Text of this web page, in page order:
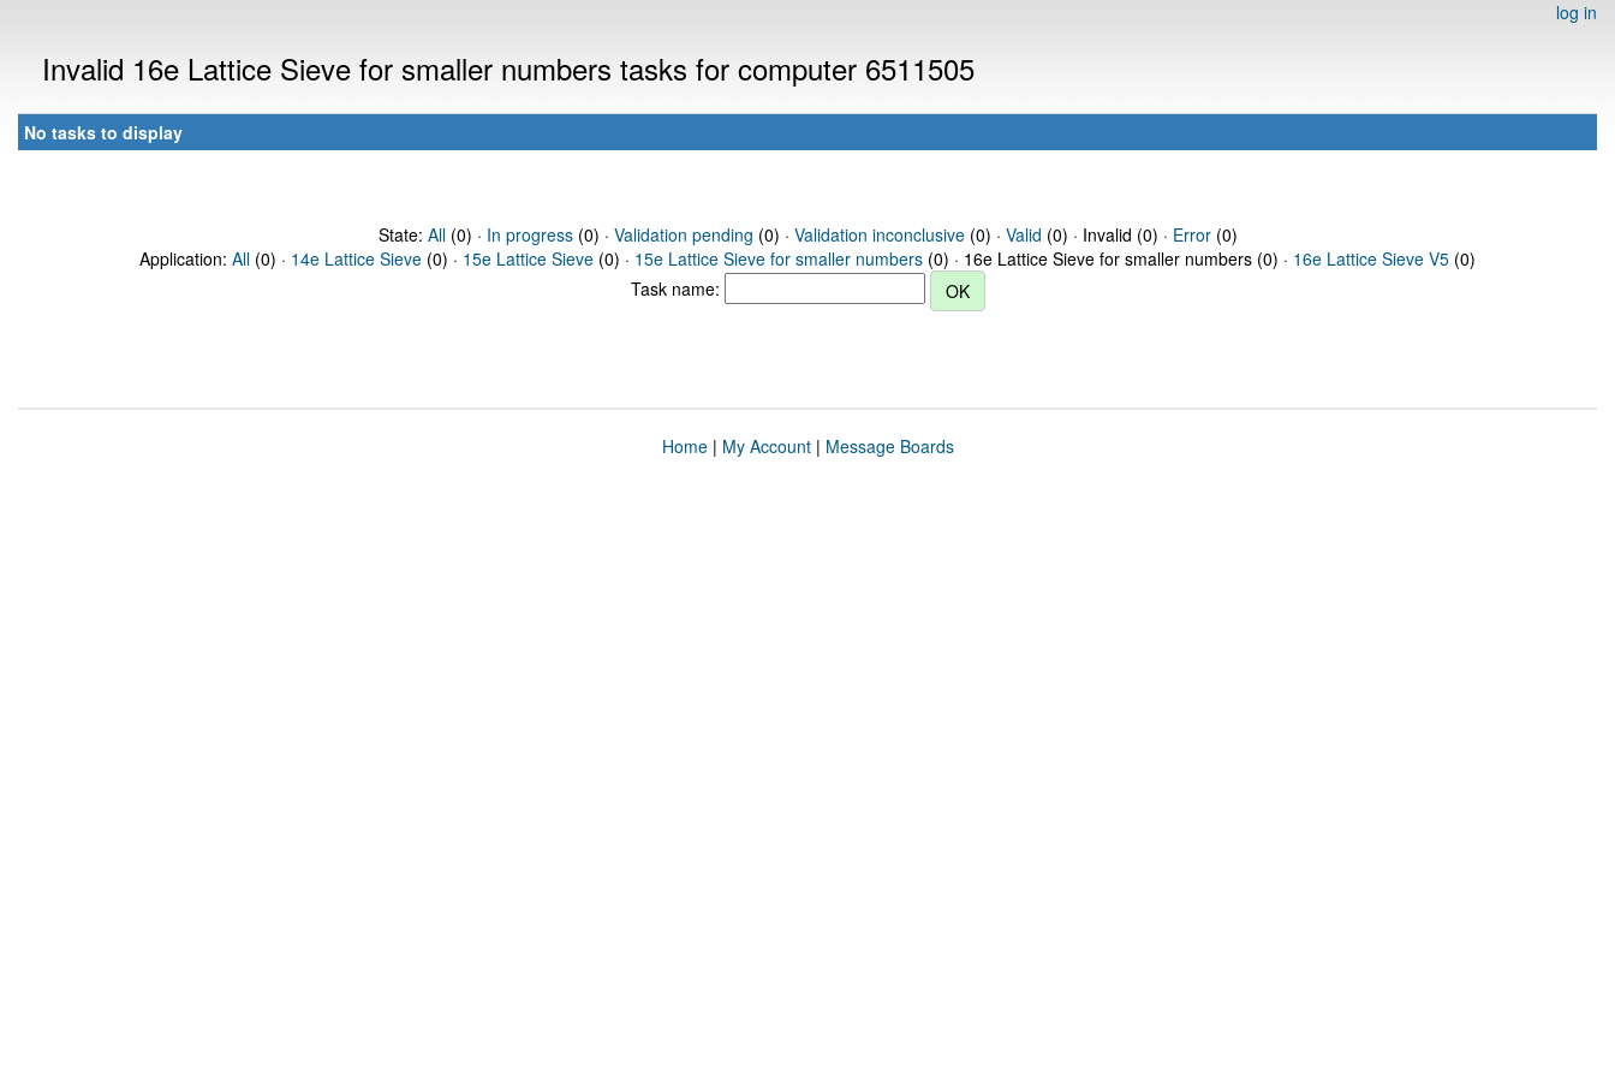
log in
Invalid 16e Lattice Sieve for smaller numbers tasks for computer 6511505
No tasks to display
State: All(0) · In progress(0) · Validation pending (0) · Validation inconclusive(0) · Valid (0) · Invalid (0) · Error(0)
Application: All (0) · 14e Lattice Sieve (0) · 15e Lattice Sieve (0) · 15e Lattice Sieve for smaller numbers (0) · 16e Lattice Sieve for smaller numbers (0) · 16e Lattice Sieve V5 (0)
Task name:
Home| My Account| Message Boards